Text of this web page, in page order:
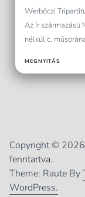
Werbőczi
Az ír származású
nélkül c.
MEGNYITÁS
Copyright © 2026
fenntartva.
Theme: Raute By
WordPress.